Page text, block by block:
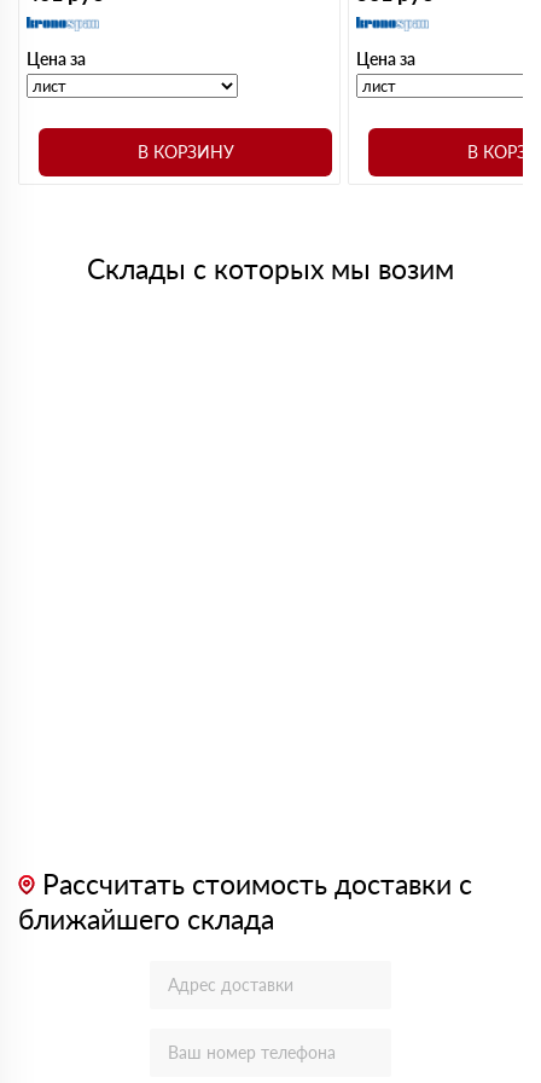
Цена за
В КОРЗИНУ
Цена за
В
Склады с которых мы возим
Рассчитать стоимость доставки с
ближайшего склада